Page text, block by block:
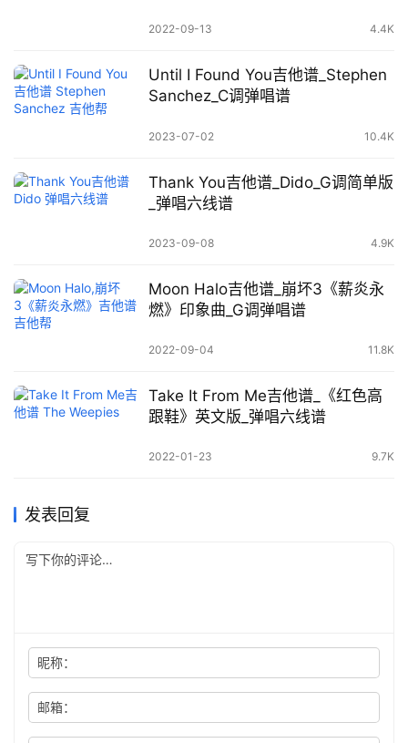
2022-09-13 4.4K
Until I Found You吉他谱_Stephen
Sanchez_C调弹唱谱
2023-07-02 10.4K
Thank You吉他谱_Dido_G调简单版
_弹唱六线谱
2023-09-08 4.9K
Moon Halo吉他谱_崩坏3《薪炎永
燃》印象曲_G调弹唱谱
2022-09-04 11.8K
Take It From Me吉他谱_《红色高
跟鞋》英文版_弹唱六线谱
2022-01-23 9.7K
发表回复
昵称：
邮箱：